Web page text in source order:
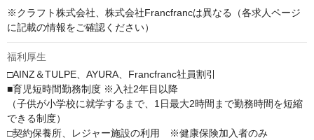
※クラフト株式会社、株式会社Francfrancは異なる（各求人ページ
に記載の情報をご確認ください）
福利厚生
□AINZ＆TULPE、AYURA、Francfranc社員割引
■育児短時間勤務制度 ※入社2年目以降
（子供が小学校に就学するまで、1日最大2時間まで勤務時間を短縮
できる制度）
□契約保養所、レジャー施設の利用　※健康保険加入者のみ